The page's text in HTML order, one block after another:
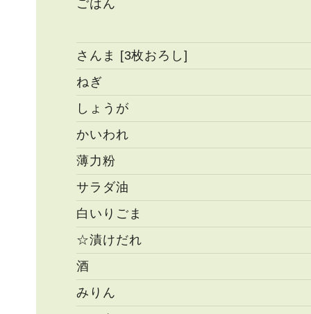
ごはん
さんま [3枚おろし]
ねぎ
しょうが
かいわれ
薄力粉
サラダ油
白いりごま
☆漬けだれ
酒
みりん